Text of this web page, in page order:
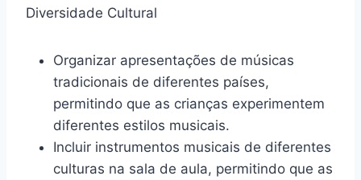
Diversidade Cultural
Organizar apresentações de músicas
tradicionais de diferentes países,
permitindo que as crianças experimentem
diferentes estilos musicais.
Incluir instrumentos musicais de diferentes
culturas na sala de aula, permitindo que as